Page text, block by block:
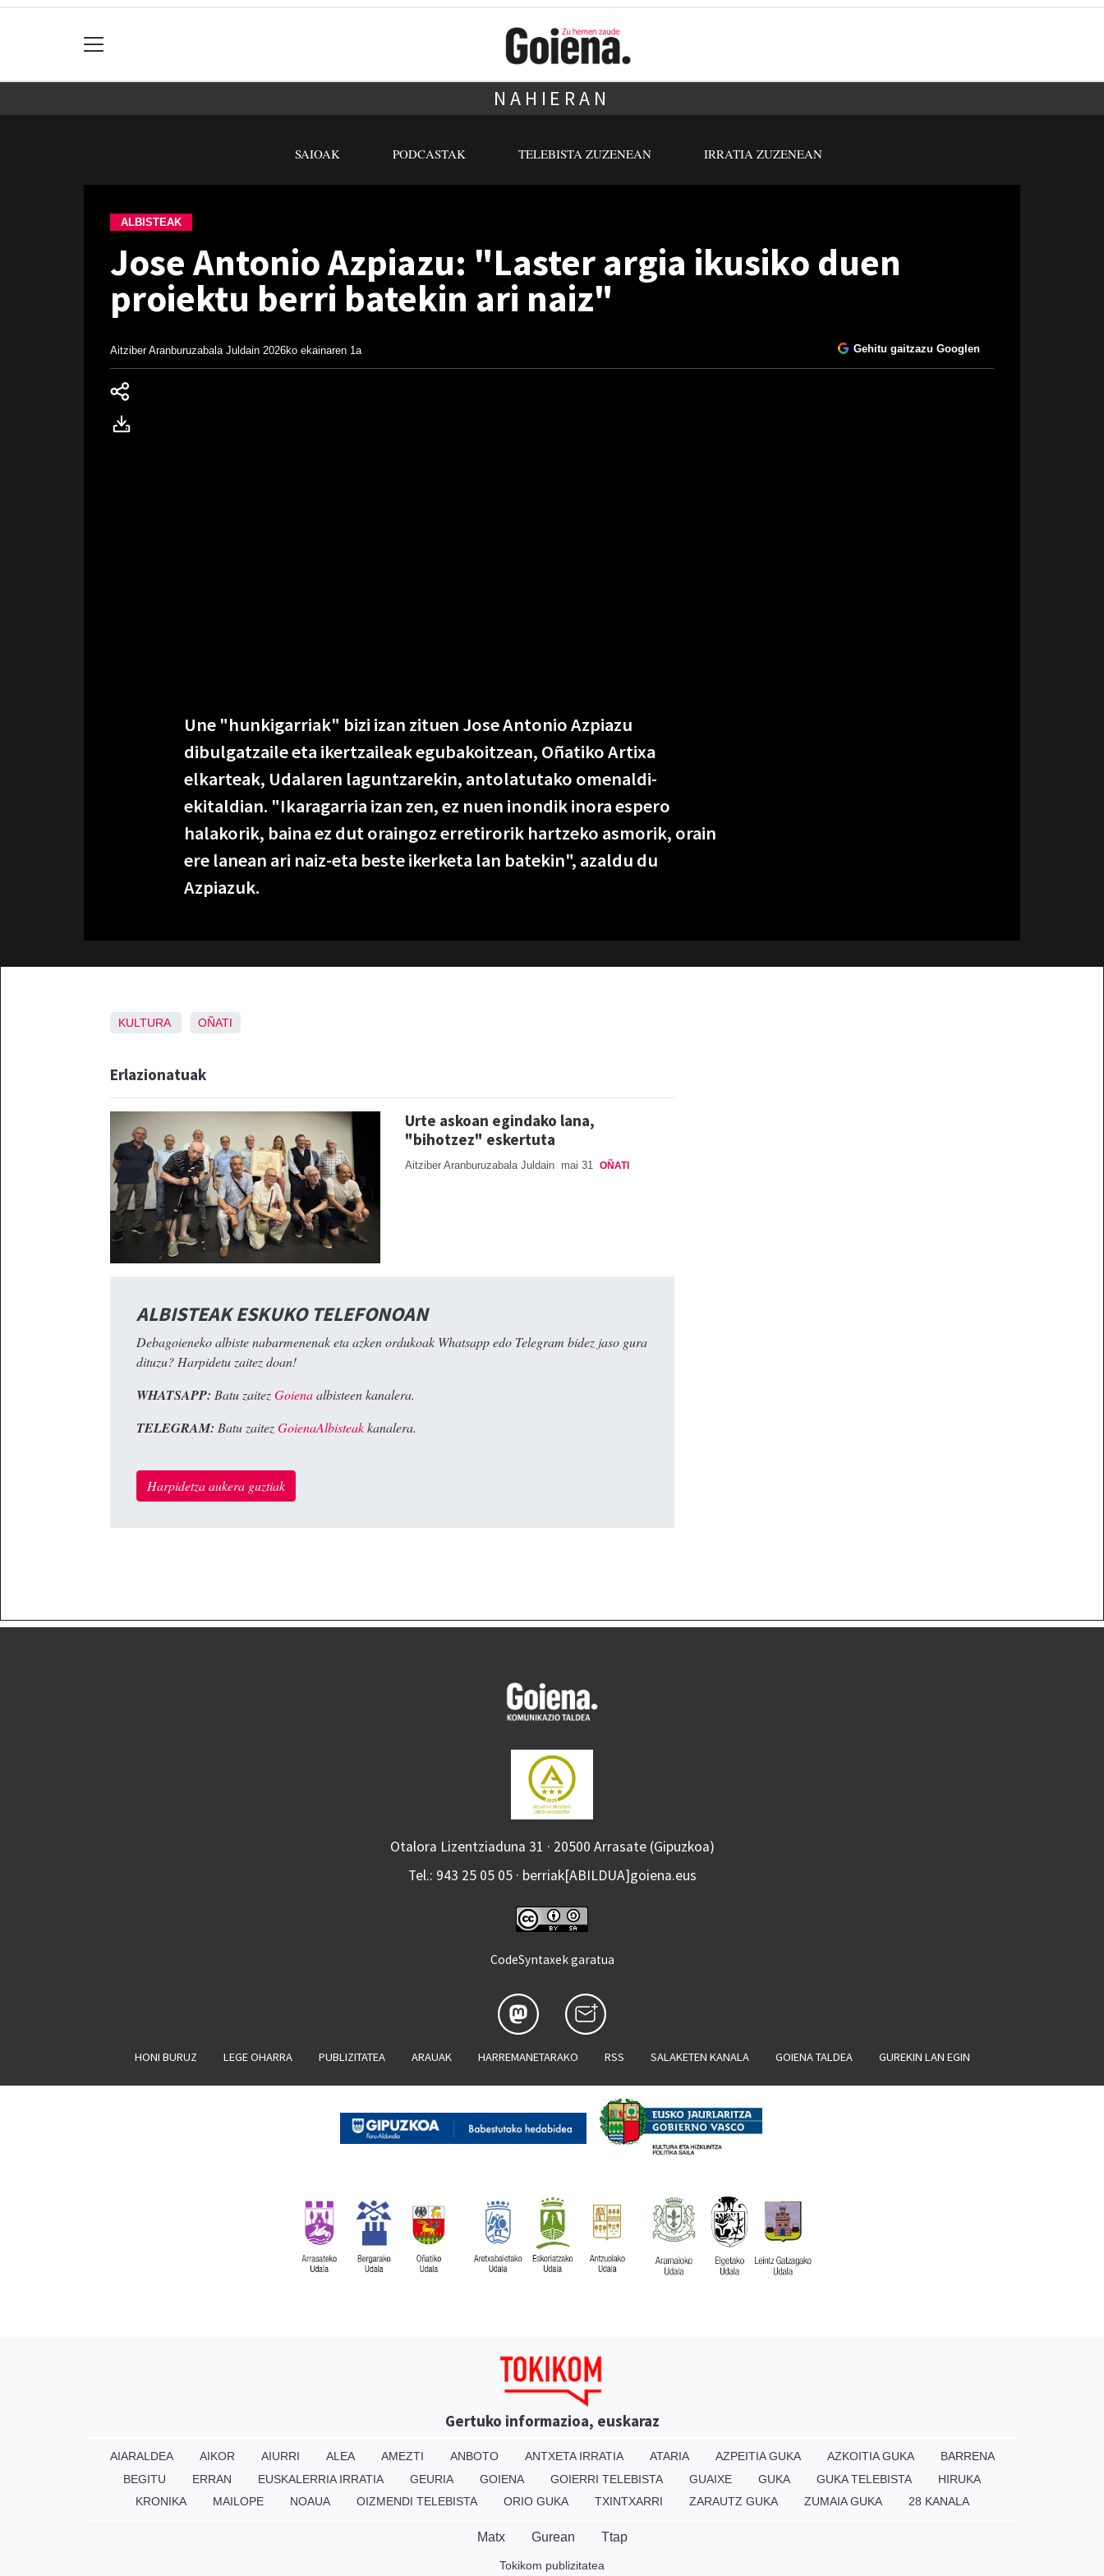
NAHIERAN
SAIOAK PODCASTAK TELEBISTA ZUZENEAN IRRATIA ZUZENEAN
ALBISTEAK
Jose Antonio Azpiazu: "Laster argia ikusiko duen
proiektu berri batekin ari naiz"
Aitziber Aranburuzabala Juldain 2026ko ekainaren 1a Gehitu gaitzazu Googlen
Une "hunkigarriak" bizi izan zituen Jose Antonio Azpiazu
dibulgatzaile eta ikertzaileak egubakoitzean, Oñatiko Artixa
elkarteak, Udalaren laguntzarekin, antolatutako omenaldi-
ekitaldian. "Ikaragarria izan zen, ez nuen inondik inora espero
halakorik, baina ez dut oraingoz erretirorik hartzeko asmorik, orain
ere lanean ari naiz-eta beste ikerketa lan batekin", azaldu du
Azpiazuk.
KULTURA OÑATI
Erlazionatuak
Urte askoan egindako lana,
"bihotzez" eskertuta
Aitziber Aranburuzabala Juldain mai 31 OÑATI
ALBISTEAK ESKUKO TELEFONOAN
Debagoieneko albiste nabarmenenak eta azken ordukoak Whatsapp edo Telegram bidez jaso gura
dituzu? Harpidetu zaitez doan!
WHATSAPP: Batu zaitezGoienaalbisteen kanalera.
TELEGRAM: Batu zaitezGoienaAlbisteakkanalera.
Harpidetza aukera guztiak
Otalora Lizentziaduna 31 · 20500 Arrasate (Gipuzkoa)
Tel.: 943 25 05 05 · berriak[ABILDUA]goiena.eus
CodeSyntaxek garatua
HONI BURUZ LEGE OHARRA PUBLIZITATEA ARAUAK HARREMANETARAKO RSS SALAKETEN KANALA GOIENA TALDEA GUREKIN LAN EGIN
Gertuko informazioa, euskaraz
AIARALDEA AIKOR AIURRI ALEA AMEZTI ANBOTO ANTXETA IRRATIA ATARIA AZPEITIA GUKA AZKOITIA GUKA
BARRENA
BEGITU
ERRAN EUSKALERRIA IRRATIA GEURIA GOIENA GOIERRI TELEBISTA GUAIXE GUKA GUKA TELEBISTA
HIRUKA
KRONIKA
MAILOPE NOAUA OIZMENDI TELEBISTA ORIO GUKA TXINTXARRI ZARAUTZ GUKA ZUMAIA GUKA 28 KANALA
Matx Gurean Ttap
Tokikom publizitatea